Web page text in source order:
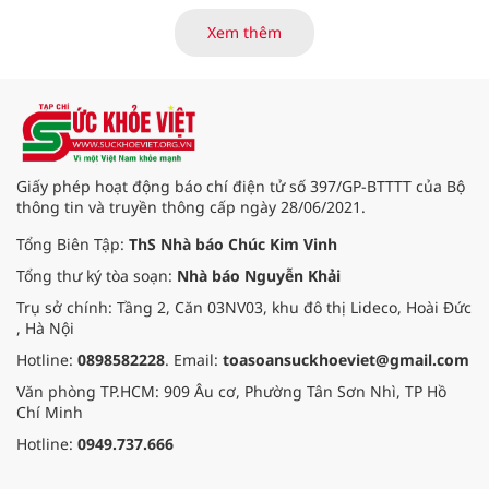
là những nội dung trọng tâm được
báo cáo tại Hội thảo khoa học cập
Xem thêm
Giấy phép hoạt động báo chí điện tử số 397/GP-BTTTT của Bộ
thông tin và truyền thông cấp ngày 28/06/2021.
Tổng Biên Tập: ThS Nhà báo Chúc Kim Vinh
Tổng thư ký tòa soạn: Nhà báo Nguyễn Khải
Trụ sở chính: Tầng 2, Căn 03NV03, khu đô thị Lideco, Hoài Đức
, Hà Nội
Hotline: 0898582228. Email: toasoansuckhoeviet@gmail.com
Văn phòng TP.HCM: 909 Âu cơ, Phường Tân Sơn Nhì, TP Hồ
Chí Minh
Hotline: 0949.737.666